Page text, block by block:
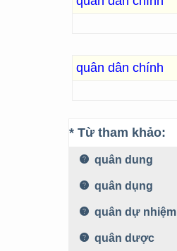
quân dân chính
* Từ tham khảo:
quân dung
quân dụng
quân dự nhiệm
quân dược